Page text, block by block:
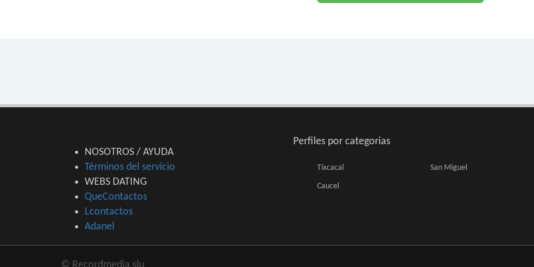
NOSOTROS / AYUDA
Términos del servicio
WEBS DATING
QueContactos
Lcontactos
Adanel
Perfiles por categorias
Tixcacal San Miguel
Caucel